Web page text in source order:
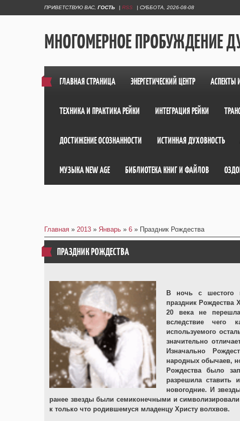
ПРИВЕТСТВУЮ ВАС ГОСТЬ | RSS | СУББОТА, 2026-08-08
МНОГОМЕРНОЕ ПРОБУЖДЕНИЕ
ГЛАВНАЯ СТРАНИЦА ЭНЕРГЕТИЧЕСКИЙ ЦЕНТР АСПЕКТЫ
ТЕХНИКА И ПРАКТИКА РЕЙКИ ИНТЕГРАЦИЯ РЕЙКИ
ДОСТИЖЕНИЕ ОСОЗНАННОСТИ ИСТИННАЯ ДУХОВНОСТЬ
МУЗЫКА NEW AGE БИБЛИОТЕКА КНИГ И ФАЙЛОВ
Главная » 2013 » Январь » 6 » Праздник Рождества
ПРАЗДНИК РОЖДЕСТВА
В ночь с шестого
праздник Рождества
20 века не
вследствие чего
используемого
значительно
Изначально
народных обычаев,
Рождества было
разрешила ставить
новогодние. И
ранее звезды были семиконечными и
к только что родившемуся младенцу Христу волхвов.